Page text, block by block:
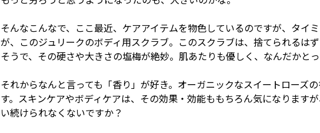
そんなこんなで、ここ最近、ケアアイテムを物色しているのですが、タイ
が、このジュリークのボディ用スクラブ。このスクラブは、捨てられるは
そうで、その硬さや大きさの塩梅が絶妙。肌あたりも優しく、なんだかとっ
それからなんと言っても「香り」が好き。オーガニックなスイートローズ
す。スキンケアやボディケアは、その効果・効能ももちろん気になります
い続けられなくないですか？